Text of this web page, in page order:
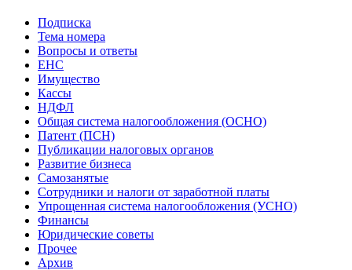
Подписка
Тема номера
Вопросы и ответы
ЕНС
Имущество
Кассы
НДФЛ
Общая система налогообложения (ОСНО)
Патент (ПСН)
Публикации налоговых органов
Развитие бизнеса
Самозанятые
Сотрудники и налоги от заработной платы
Упрощенная система налогообложения (УСНО)
Финансы
Юридические советы
Прочее
Архив